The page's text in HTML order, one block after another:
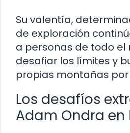
Su valentía,
de exploración
a personas de todo el
desafiar los límites y
propias montañas
Los desafíos
Adam Ondra en